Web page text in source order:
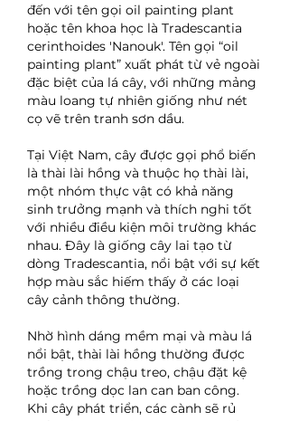
đến với tên gọi oil painting plant
hoặc tên khoa học là Tradescantia
cerinthoides 'Nanouk'. Tên gọi “oil
painting plant” xuất phát từ vẻ ngoài
đặc biệt của lá cây, với những mảng
màu loang tự nhiên giống như nét
cọ vẽ trên tranh sơn dầu.
Tại Việt Nam, cây được gọi phổ biến
là thài lài hồng và thuộc họ thài lài,
một nhóm thực vật có khả năng
sinh trưởng mạnh và thích nghi tốt
với nhiều điều kiện môi trường khác
nhau. Đây là giống cây lai tạo từ
dòng Tradescantia, nổi bật với sự kết
hợp màu sắc hiếm thấy ở các loại
cây cảnh thông thường.
Nhờ hình dáng mềm mại và màu lá
nổi bật, thài lài hồng thường được
trồng trong chậu treo, chậu đặt kệ
hoặc trồng dọc lan can ban công.
Khi cây phát triển, các cành sẽ rủ